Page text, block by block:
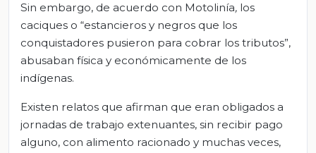
Sin embargo, de acuerdo con Motolinía, los
caciques o “estancieros y negros que los
conquistadores pusieron para cobrar los tributos”,
abusaban física y económicamente de los
indígenas.
Existen relatos que afirman que eran obligados a
jornadas de trabajo extenuantes, sin recibir pago
alguno, con alimento racionado y muchas veces,